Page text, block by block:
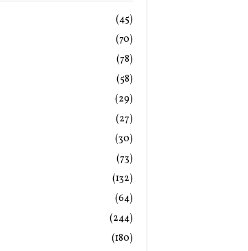
(45)
(70)
(78)
(58)
(29)
(27)
(30)
(73)
(132)
(64)
(244)
(180)